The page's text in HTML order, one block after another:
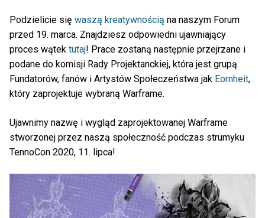
Podzielicie się waszą kreatywnością na naszym Forum
przed 19. marca. Znajdziesz odpowiedni ujawniający
proces wątek tutaj! Prace zostaną następnie przejrzane i
podane do komisji Rady Projektanckiej, która jest grupą
Fundatorów, fanów i Artystów Społeczeństwa jak Eornheit,
który zaprojektuje wybraną Warframe.
Ujawnimy nazwę i wygląd zaprojektowanej Warframe
stworzonej przez naszą społeczność podczas strumyku
TennoCon 2020, 11. lipca!